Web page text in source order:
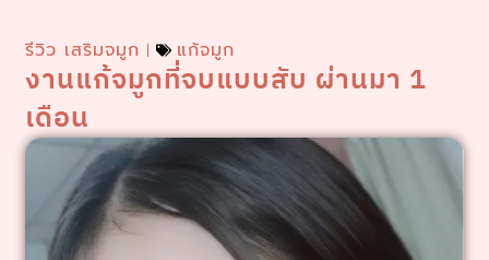
รีวิว เสริมจมูก แก้จมูก
งานแก้จมูกที่จบแบบสับ ผ่านมา 1
เดือน